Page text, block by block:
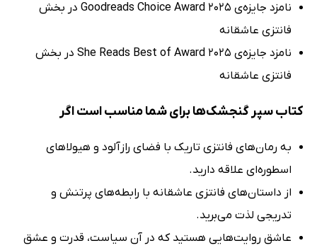
نامزد جایزه‌ی Goodreads Choice Award 2025 در بخش
فانتزی عاشقانه
نامزد جایزه‌ی She Reads Best of Award 2025 در بخش
فانتزی عاشقانه
کتاب سپر گنجشک‌ها برای شما مناسب است اگر
به رمان‌های فانتزی تاریک با فضای رازآلود و هیولاهای
اسطوره‌ای علاقه دارید.
از داستان‌های فانتزی عاشقانه با رابطه‌های پرتنش و
تدریجی لذت می‌برید.
عاشق روایت‌هایی هستید که در آن سیاست، قدرت و عشق